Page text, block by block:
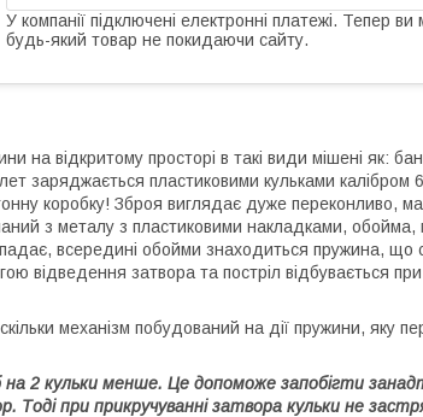
У компанії підключені електронні платежі. Тепер
будь-який товар не покидаючи сайту.
на відкритому просторі в такі види мішені як:
заряджається пластиковими кульками калібром
коробку! Зброя виглядає дуже переконливо,
з металу з пластиковими накладками, обойма,
всередині обойми знаходиться пружина, що
відведення затвора та постріл відбувається при
механізм побудований на дії пружини, яку
2 кульки менше. Це допоможе запобігти
Тоді при прикручуванні затвора кульки не